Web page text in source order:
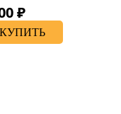
₽
КУПИТЬ